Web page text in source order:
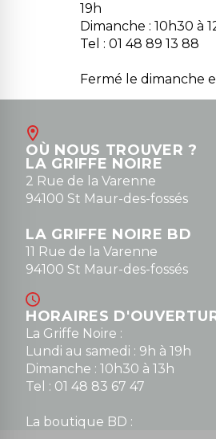
19h
Dimanche : 10h30 à
Tel : 01 48 89 13 88
Fermé le dimanche
Août
contact@la-griffe-
0148836747
OÙ NOUS TROUVER ?
LA GRIFFE NOIRE
2 Rue de la Varenne
94100 St Maur-des-fossés
LA GRIFFE NOIRE BD
11 Rue de la Varenne
94100 St Maur-des-fossés
HORAIRES
La Griffe Noire :
Lundi au samedi : 9h à 19h
Dimanche : 10h30 à 13h
Tel : 01 48 83 67 47
La boutique BD :